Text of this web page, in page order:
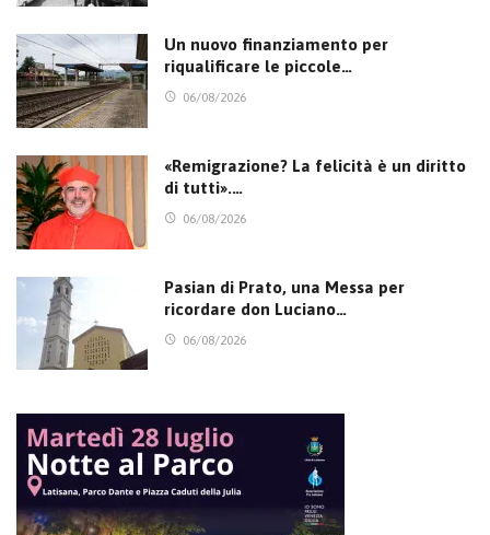
Un nuovo finanziamento per
riqualificare le piccole…
06/08/2026
«Remigrazione? La felicità è un diritto
di tutti».…
06/08/2026
Pasian di Prato, una Messa per
ricordare don Luciano…
06/08/2026